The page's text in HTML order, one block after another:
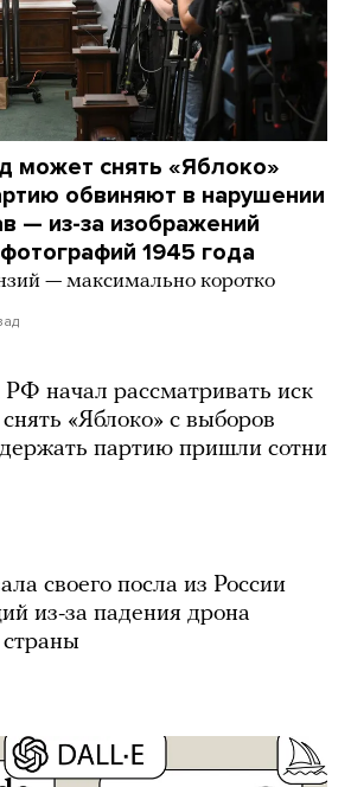
может снять «Яблоко»
обвиняют в нарушении
— из-за изображений
1945 года
— максимально коротко
начал рассматривать иск
«Яблоко» с выборов
партию пришли сотни
своего посла из России
из-за падения дрона